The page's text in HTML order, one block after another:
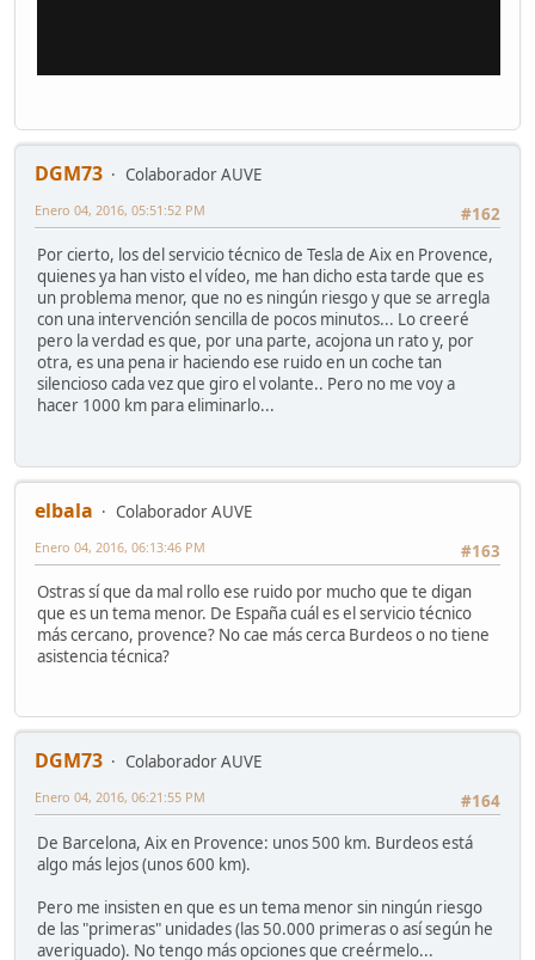
DGM73
Colaborador AUVE
#162
Enero 04, 2016, 05:51:52 PM
Por cierto, los del servicio técnico de Tesla de Aix en Provence,
quienes ya han visto el vídeo, me han dicho esta tarde que es
un problema menor, que no es ningún riesgo y que se arregla
con una intervención sencilla de pocos minutos... Lo creeré
pero la verdad es que, por una parte, acojona un rato y, por
otra, es una pena ir haciendo ese ruido en un coche tan
silencioso cada vez que giro el volante.. Pero no me voy a
hacer 1000 km para eliminarlo...
elbala
Colaborador AUVE
#163
Enero 04, 2016, 06:13:46 PM
Ostras sí que da mal rollo ese ruido por mucho que te digan
que es un tema menor. De España cuál es el servicio técnico
más cercano, provence? No cae más cerca Burdeos o no tiene
asistencia técnica?
DGM73
Colaborador AUVE
#164
Enero 04, 2016, 06:21:55 PM
De Barcelona, Aix en Provence: unos 500 km. Burdeos está
algo más lejos (unos 600 km).
Pero me insisten en que es un tema menor sin ningún riesgo
de las "primeras" unidades (las 50.000 primeras o así según he
averiguado). No tengo más opciones que creérmelo...